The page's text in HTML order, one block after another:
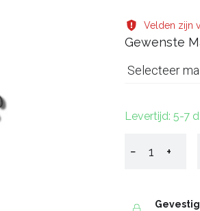
Velden zijn
Gewenste
Selecteer
Levertijd: 5-7
− +